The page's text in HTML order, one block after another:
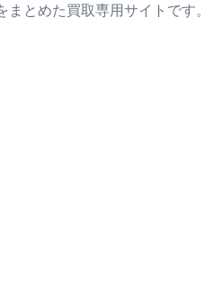
とめた買取専用サイトです。